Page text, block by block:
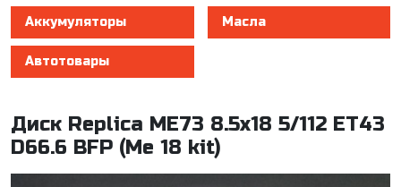
Аккумуляторы Масла
Автотовары
Диск Replica ME73 8.5x18 5/112 ET43
D66.6 BFP (Me 18 kit)